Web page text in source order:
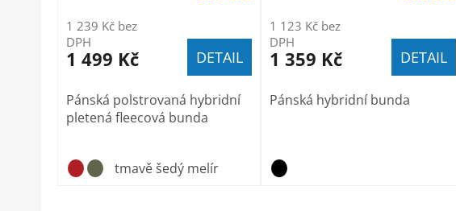
1 239 Kč bez
DPH
1 499 Kč DETAIL
Pánská polstrovaná hybridní
pletená fleecová bunda
tmavě šedý melír
1 123 Kč bez
DPH
1 359 Kč DETAIL
Pánská hybridní bunda